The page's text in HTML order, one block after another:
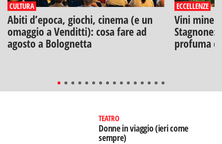
CULTURA
Abiti d’epoca, giochi, cinema (e un
omaggio a Venditti): cosa fare ad
agosto a Bolognetta
ECCELLENZE
Vini
Stagnone:
profuma
TEATRO
Donne in viaggio (ieri come
sempre)